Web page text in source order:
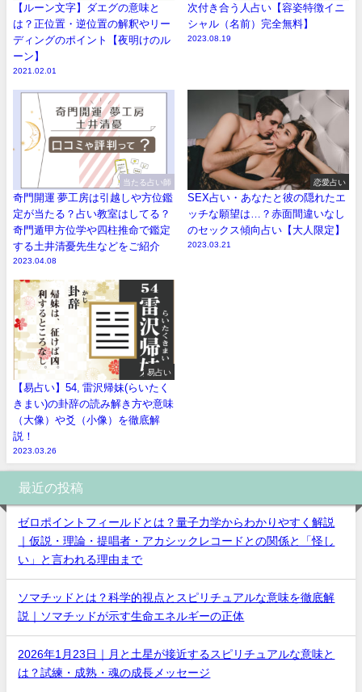
釈やアルファベット】
【ルーン文字】ダエグの意味と
は？正位置・逆位置の解釈やリー
ディングのポイント【夜明けのル
ーン】
2021.02.01
次付き合う人占い【容姿特徴イニ
シャル（名前）完全無料】
2023.08.19
当たる占い師
奇門開運 夢工房は引越しや方位鑑
定が当たる？占い教室はしてる？
奇門遁甲方位学や四柱推命で鑑定
する土井清憂先生などをご紹介
2023.04.08
恋愛占い
SEX占い・あなたと彼の隠れたエ
ッチな願望は…？赤面間違いなし
のセックス傾向占い【大人限定】
2023.03.21
易占い
【易占い】54, 雷沢帰妹(らいたく
きまい)の卦辞の読み解き方や意味
（大像）や爻（小像）を徹底解
説！
2023.03.26
最近の投稿
ゼロポイントフィールドとは？量子力学からわかりやすく解説
｜仮説・理論・提唱者・アカシックレコードとの関係と「怪し
い」と言われる理由まで
ソマチッドとは？科学的視点とスピリチュアルな意味を徹底解
説｜ソマチッドが示す生命エネルギーの正体
2026年1月23日｜月と土星が接近するスピリチュアルな意味と
は？試練・成熟・魂の成長メッセージ